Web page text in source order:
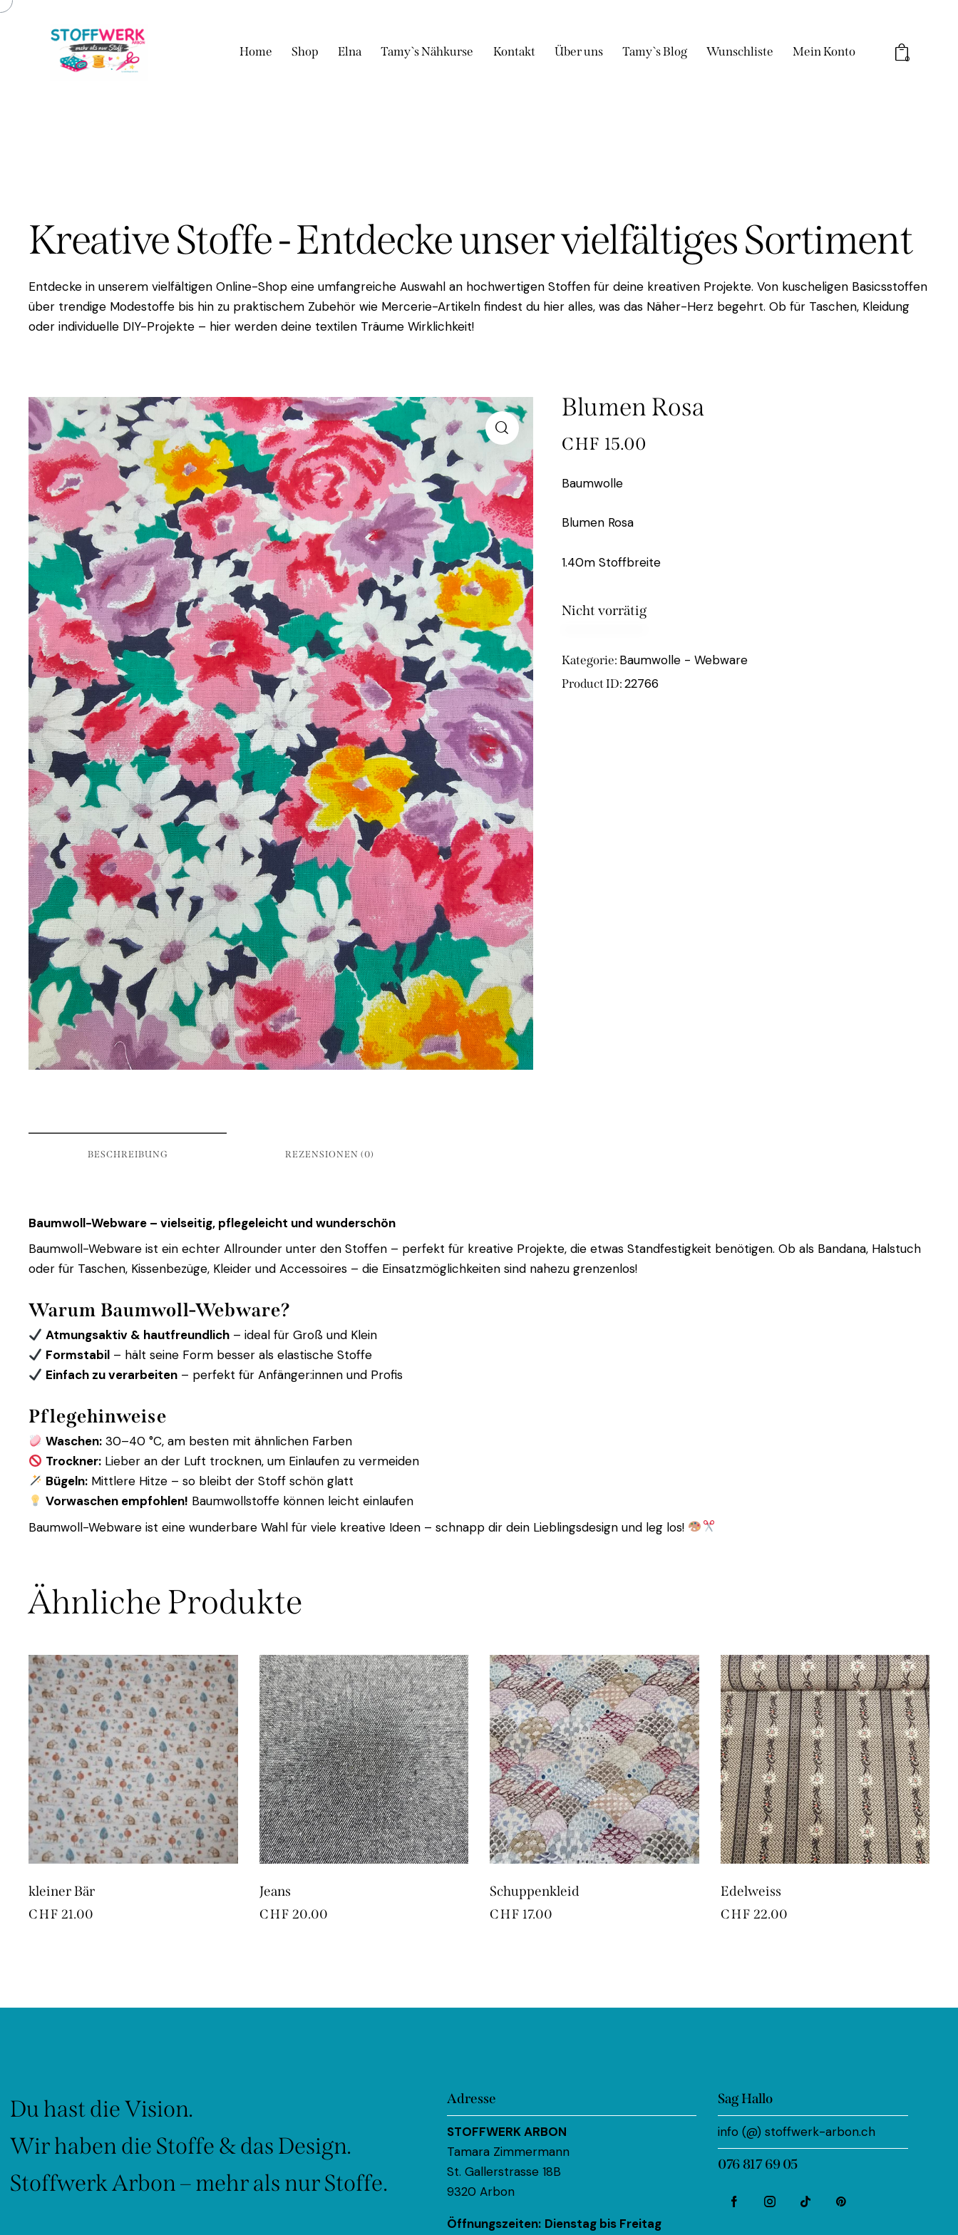
Home Shop Elna Tamy`s Nähkurse Kontakt Über uns Tamy`s Blog Wunschliste Mein Konto 0
Kreative Stoffe - Entdecke unser vielfältiges Sortiment
Entdecke in unserem vielfältigen Online-Shop eine umfangreiche Auswahl an hochwertigen Stoffen für deine kreativen Projekte. Von kuscheligen Basicsstoffen
über trendige Modestoffe bis hin zu praktischem Zubehör wie Mercerie-Artikeln findest du hier alles, was das Näher-Herz begehrt. Ob für Taschen, Kleidung
oder individuelle DIY-Projekte – hier werden deine textilen Träume Wirklichkeit!
Blumen Rosa
CHF 15.00
Baumwolle
Blumen Rosa
1.40m Stoffbreite
Nicht vorrätig
Kategorie: Baumwolle - Webware
Product ID:22766
BESCHREIBUNG REZENSIONEN (0)
Baumwoll-Webware – vielseitig, pflegeleicht und wunderschön
Baumwoll-Webware ist ein echter Allrounder unter den Stoffen – perfekt für kreative Projekte, die etwas Standfestigkeit benötigen. Ob als Bandana, Halstuch
oder für Taschen, Kissenbezüge, Kleider und Accessoires – die Einsatzmöglichkeiten sind nahezu grenzenlos!
Warum Baumwoll-Webware?
Atmungsaktiv & hautfreundlich – ideal für Groß und Klein
Formstabil – hält seine Form besser als elastische Stoffe
Einfach zu verarbeiten – perfekt für Anfänger:innen und Profis
Pflegehinweise
Waschen: 30–40 °C, am besten mit ähnlichen Farben
Trockner: Lieber an der Luft trocknen, um Einlaufen zu vermeiden
Bügeln: Mittlere Hitze – so bleibt der Stoff schön glatt
Vorwaschen empfohlen! Baumwollstoffe können leicht einlaufen
Baumwoll-Webware ist eine wunderbare Wahl für viele kreative Ideen – schnapp dir dein Lieblingsdesign und leg los!
Ähnliche Produkte
kleiner Bär
CHF 21.00
Jeans
CHF 20.00
Schuppenkleid
CHF 17.00
Edelweiss
CHF 22.00
Du hast die Vision.
Wir haben die Stoffe & das Design.
Stoffwerk Arbon – mehr als nur Stoffe.
Adresse
STOFFWERK ARBON
Tamara Zimmermann
St. Gallerstrasse 18B
9320 Arbon
Öffnungszeiten: Dienstag bis Freitag
Sag Hallo
info (@) stoffwerk-arbon.ch
076 817 69 05